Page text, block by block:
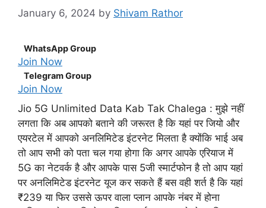
January 6, 2024 by Shivam Rathor
WhatsApp Group
Join Now
Telegram Group
Join Now
Jio 5G Unlimited Data Kab Tak Chalega : मुझे नहीं
लगता कि अब आपको बताने की जरूरत है कि यहां पर जियो और
एयरटेल में आपको अनलिमिटेड इंटरनेट मिलता है क्योंकि भाई अब
तो आप सभी को पता चल गया होगा कि अगर आपके एरियाज में
5G का नेटवर्क है और आपके पास 5जी स्मार्टफोन है तो आप यहां
पर अनलिमिटेड इंटरनेट यूज कर सकते हैं बस वही शर्त है कि यहां
₹239 या फिर उससे ऊपर वाला प्लान आपके नंबर में होना